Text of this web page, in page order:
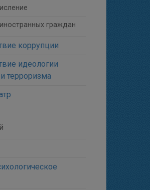
граждан
коррупции
идеологии
терроризма